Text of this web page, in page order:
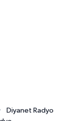
Diyanet Radyo